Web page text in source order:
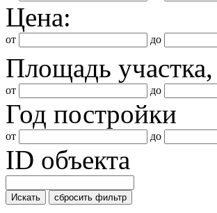
Цена:
от до
Площадь
от до
Год постройки
от до
ID объекта
Искать сбросить фильтр